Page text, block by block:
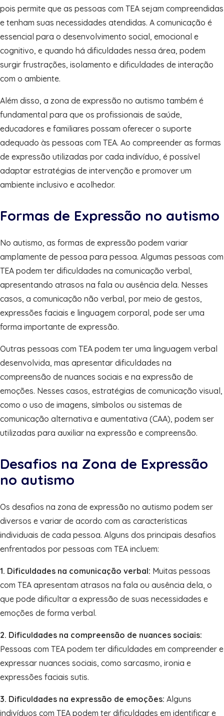
pois permite que as pessoas com TEA sejam compreendidas
e tenham suas necessidades atendidas. A comunicação é
essencial para o desenvolvimento social, emocional e
cognitivo, e quando há dificuldades nessa área, podem
surgir frustrações, isolamento e dificuldades de interação
com o ambiente.
Além disso, a zona de expressão no autismo também é
fundamental para que os profissionais de saúde,
educadores e familiares possam oferecer o suporte
adequado às pessoas com TEA. Ao compreender as formas
de expressão utilizadas por cada indivíduo, é possível
adaptar estratégias de intervenção e promover um
ambiente inclusivo e acolhedor.
Formas de Expressão no autismo
No autismo, as formas de expressão podem variar
amplamente de pessoa para pessoa. Algumas pessoas com
TEA podem ter dificuldades na comunicação verbal,
apresentando atrasos na fala ou ausência dela. Nesses
casos, a comunicação não verbal, por meio de gestos,
expressões faciais e linguagem corporal, pode ser uma
forma importante de expressão.
Outras pessoas com TEA podem ter uma linguagem verbal
desenvolvida, mas apresentar dificuldades na
compreensão de nuances sociais e na expressão de
emoções. Nesses casos, estratégias de comunicação visual,
como o uso de imagens, símbolos ou sistemas de
comunicação alternativa e aumentativa (CAA), podem ser
utilizadas para auxiliar na expressão e compreensão.
Desafios na Zona de Expressão
no autismo
Os desafios na zona de expressão no autismo podem ser
diversos e variar de acordo com as características
individuais de cada pessoa. Alguns dos principais desafios
enfrentados por pessoas com TEA incluem:
1. Dificuldades na comunicação verbal: Muitas pessoas
com TEA apresentam atrasos na fala ou ausência dela, o
que pode dificultar a expressão de suas necessidades e
emoções de forma verbal.
2. Dificuldades na compreensão de nuances sociais:
Pessoas com TEA podem ter dificuldades em compreender e
expressar nuances sociais, como sarcasmo, ironia e
expressões faciais sutis.
3. Dificuldades na expressão de emoções: Alguns
indivíduos com TEA podem ter dificuldades em identificar e